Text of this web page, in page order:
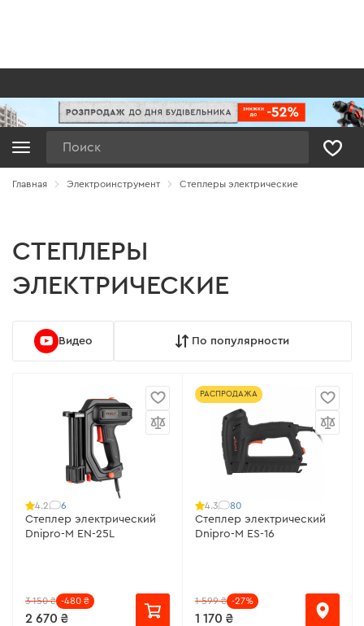
Главная Электроинструмент Степлеры электрические
СТЕПЛЕРЫ
ЭЛЕКТРИЧЕСКИЕ
Видео По популярности
4.2 6
Степлер электрический
Dnipro-M EN-25L
3 150 ₴ -480 ₴
2 670 ₴
РАСПРОДАЖА
4.3 80
Степлер электрический
Dnipro-M ES-16
1 599 ₴ -27%
1 170 ₴